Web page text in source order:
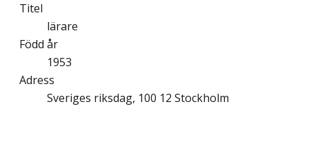
Titel
lärare
Född år
1953
Adress
Sveriges riksdag, 100 12 Stockholm